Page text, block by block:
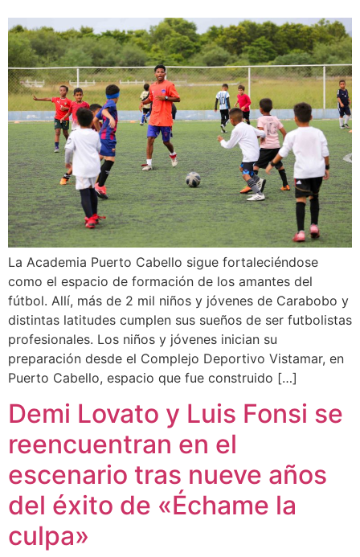
La Academia Puerto Cabello sigue fortaleciéndose
como el espacio de formación de los amantes del
fútbol. Allí, más de 2 mil niños y jóvenes de Carabobo y
distintas latitudes cumplen sus sueños de ser futbolistas
profesionales. Los niños y jóvenes inician su
preparación desde el Complejo Deportivo Vistamar, en
Puerto Cabello, espacio que fue construido […]
Demi Lovato y Luis Fonsi se
reencuentran en el
escenario tras nueve años
del éxito de «Échame la
culpa»